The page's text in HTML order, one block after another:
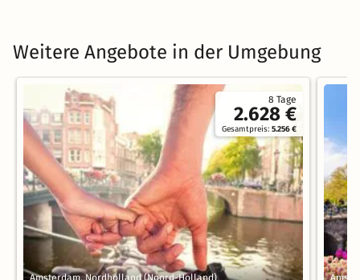
Weitere Angebote in der Umgebung
8 Tage
2.628 €
Gesamtpreis:5.256 €
Amsterdam, Nordholland (Noord-Holland)